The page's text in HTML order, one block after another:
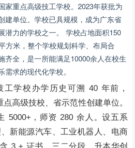
家重点高级技工学校。2023年获批为
建单位。学校已具规模，成为广东省
潜力的学校之一。 学校占地面积150
方米，整个学校规划科学、布局合
齐全，是一所能满足10000余人在校生
求的现代化学校。
工学校办学历史可溯 40 年前，
高级技校、省示范性创建单位。
5000+，师资 280 余人。设五系
新能源汽车、工业机器人、电商